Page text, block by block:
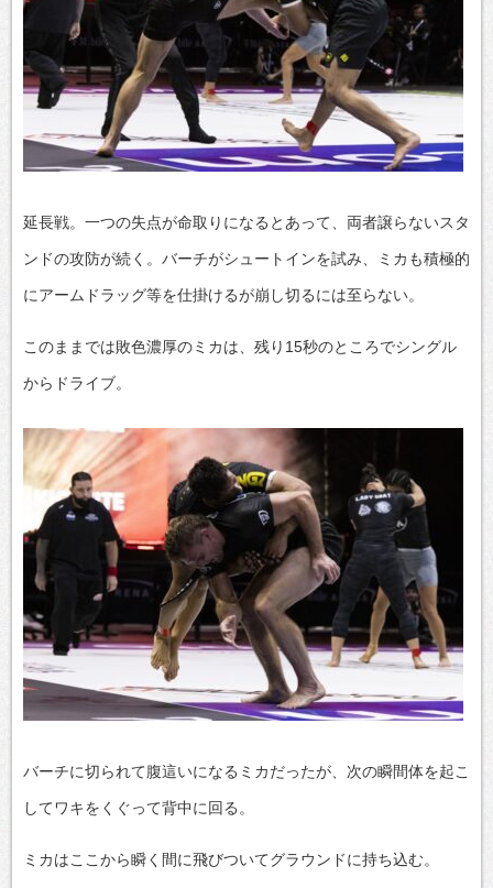
延長戦。一つの失点が命取りになるとあって、両者譲らないスタ
ンドの攻防が続く。バーチがシュートインを試み、ミカも積極的
にアームドラッグ等を仕掛けるが崩し切るには至らない。
このままでは敗色濃厚のミカは、残り15秒のところでシングル
からドライブ。
バーチに切られて腹這いになるミカだったが、次の瞬間体を起こ
してワキをくぐって背中に回る。
ミカはここから瞬く間に飛びついてグラウンドに持ち込む。